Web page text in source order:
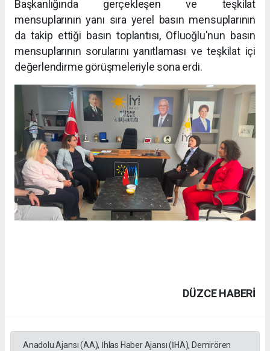
Başkanlığında gerçekleşen ve teşkilat
mensuplarının yanı sıra yerel basın mensuplarının
da takip ettiği basın toplantısı, Ofluoğlu'nun basın
mensuplarının sorularını yanıtlaması ve teşkilat içi
değerlendirme görüşmeleriyle sona erdi.
DÜZCE HABERİ
Anadolu Ajansı (AA), İhlas Haber Ajansı (İHA), Demirören